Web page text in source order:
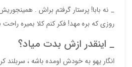
_ نه بابا! پرستار گرفتم براش .
روزی که بره مهد! فکر کنم کلا بمیره
_ اینقدر ازش بدت میاد؟
انگار یهو به خودش اومده باشه ،